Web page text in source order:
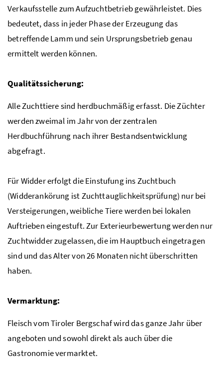
Verkaufsstelle zum Aufzuchtbetrieb gewährleistet. Dies
bedeutet, dass in jeder Phase der Erzeugung das
betreffende Lamm und sein Ursprungsbetrieb genau
ermittelt werden können.
Qualitätssicherung:
Alle Zuchttiere sind herdbuchmäßig erfasst. Die Züchter
werden zweimal im Jahr von der zentralen
Herdbuchführung nach ihrer Bestandsentwicklung
abgefragt.
Für Widder erfolgt die Einstufung ins Zuchtbuch
(Widderankörung ist Zuchttauglichkeitsprüfung) nur bei
Versteigerungen, weibliche Tiere werden bei lokalen
Auftrieben eingestuft. Zur Exterieurbewertung werden nur
Zuchtwidder zugelassen, die im Hauptbuch eingetragen
sind und das Alter von 26 Monaten nicht überschritten
haben.
Vermarktung:
Fleisch vom Tiroler Bergschaf wird das ganze Jahr über
angeboten und sowohl direkt als auch über die
Gastronomie vermarktet.